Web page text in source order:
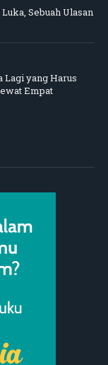
Sebuah Ulasan
Lagi yang Harus
Empat